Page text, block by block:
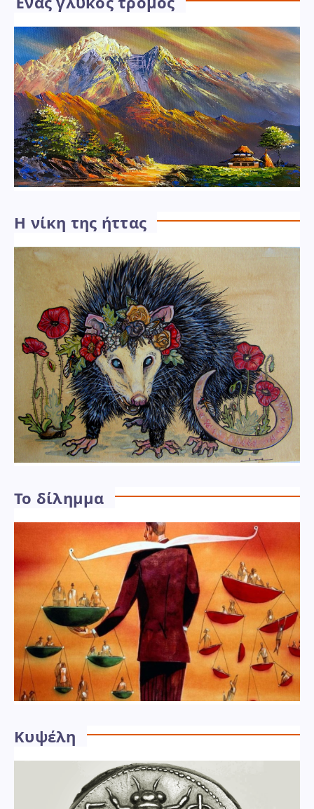
Η νίκη της ήττας
Το δίλημμα
Κυψέλη